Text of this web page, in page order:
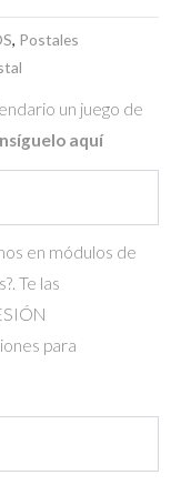
, Postales
un juego de
aquí
en módulos de
Te las
para